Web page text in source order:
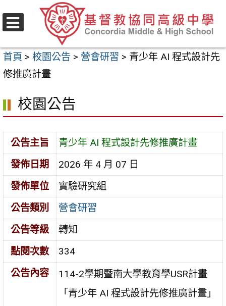
至
要
內
區
首頁 > 校園公告 > 營會研習 > 青少年 AI 程式設計先
修推廣計畫
校園公告
公告主旨
青少年 AI 程式設計先修推廣計畫
發佈日期
2026 年 4 月 07 日
發佈單位
實驗研究組
公告類別
營會研習
公告等級
轉知
點閱次數
334
公告內容
114-2學期暨南大學教育學USR計畫
「青少年 AI 程式設計先修推廣計畫」
選
單